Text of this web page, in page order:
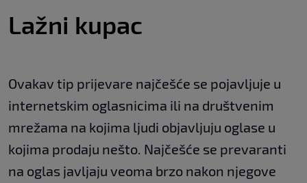
Lažni kupac
Ovakav tip prijevare najčešće se pojavljuje u
internetskim oglasnicima ili na društvenim
mrežama na kojima ljudi objavljuju oglase u
kojima prodaju nešto. Najčešće se prevaranti
na oglas javljaju veoma brzo nakon njegove